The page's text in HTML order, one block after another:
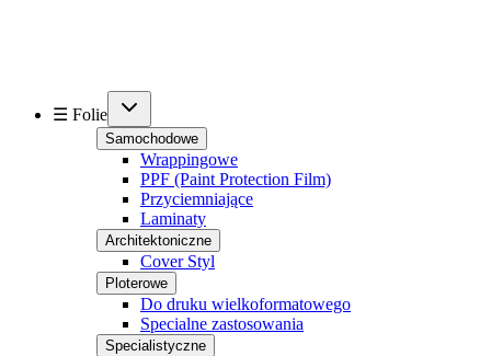
☰ Folie
Samochodowe
Wrappingowe
PPF (Paint Protection Film)
Przyciemniające
Laminaty
Architektoniczne
Cover Styl
Ploterowe
Do druku wielkoformatowego
Specialne zastosowania
Specialistyczne